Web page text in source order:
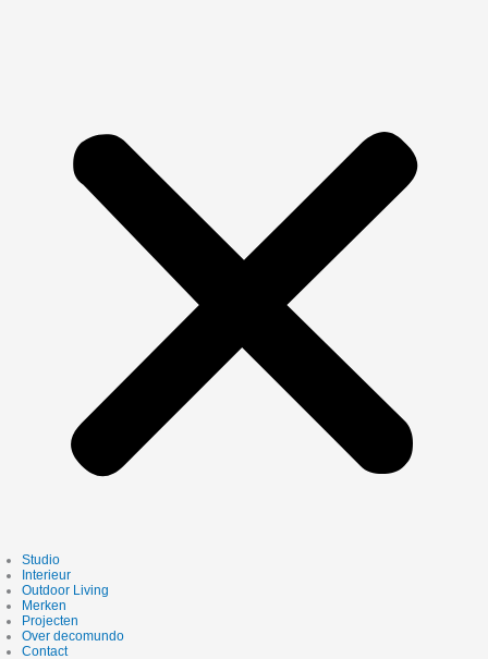
Studio
Interieur
Outdoor Living
Merken
Projecten
Over decomundo
Contact